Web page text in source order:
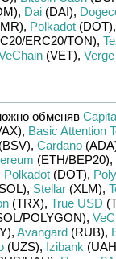
, Dai(DAI),
, Polkadot(DOT),
ERC20/TON),
(VET), Verge
обменяв
, Basic Attention
, Cardano
(ETH/BEP20),
Polkadot(DOT),
, Stellar(XLM),
(TRX), True USD
POLYGON),
, Avangard(RUB),
(UZS), Izibank